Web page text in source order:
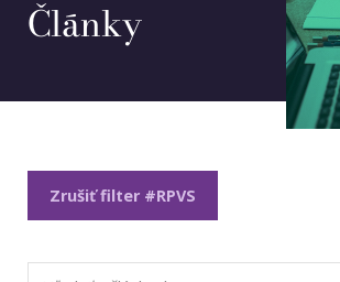
Články
Zrušiť filter #RPVS